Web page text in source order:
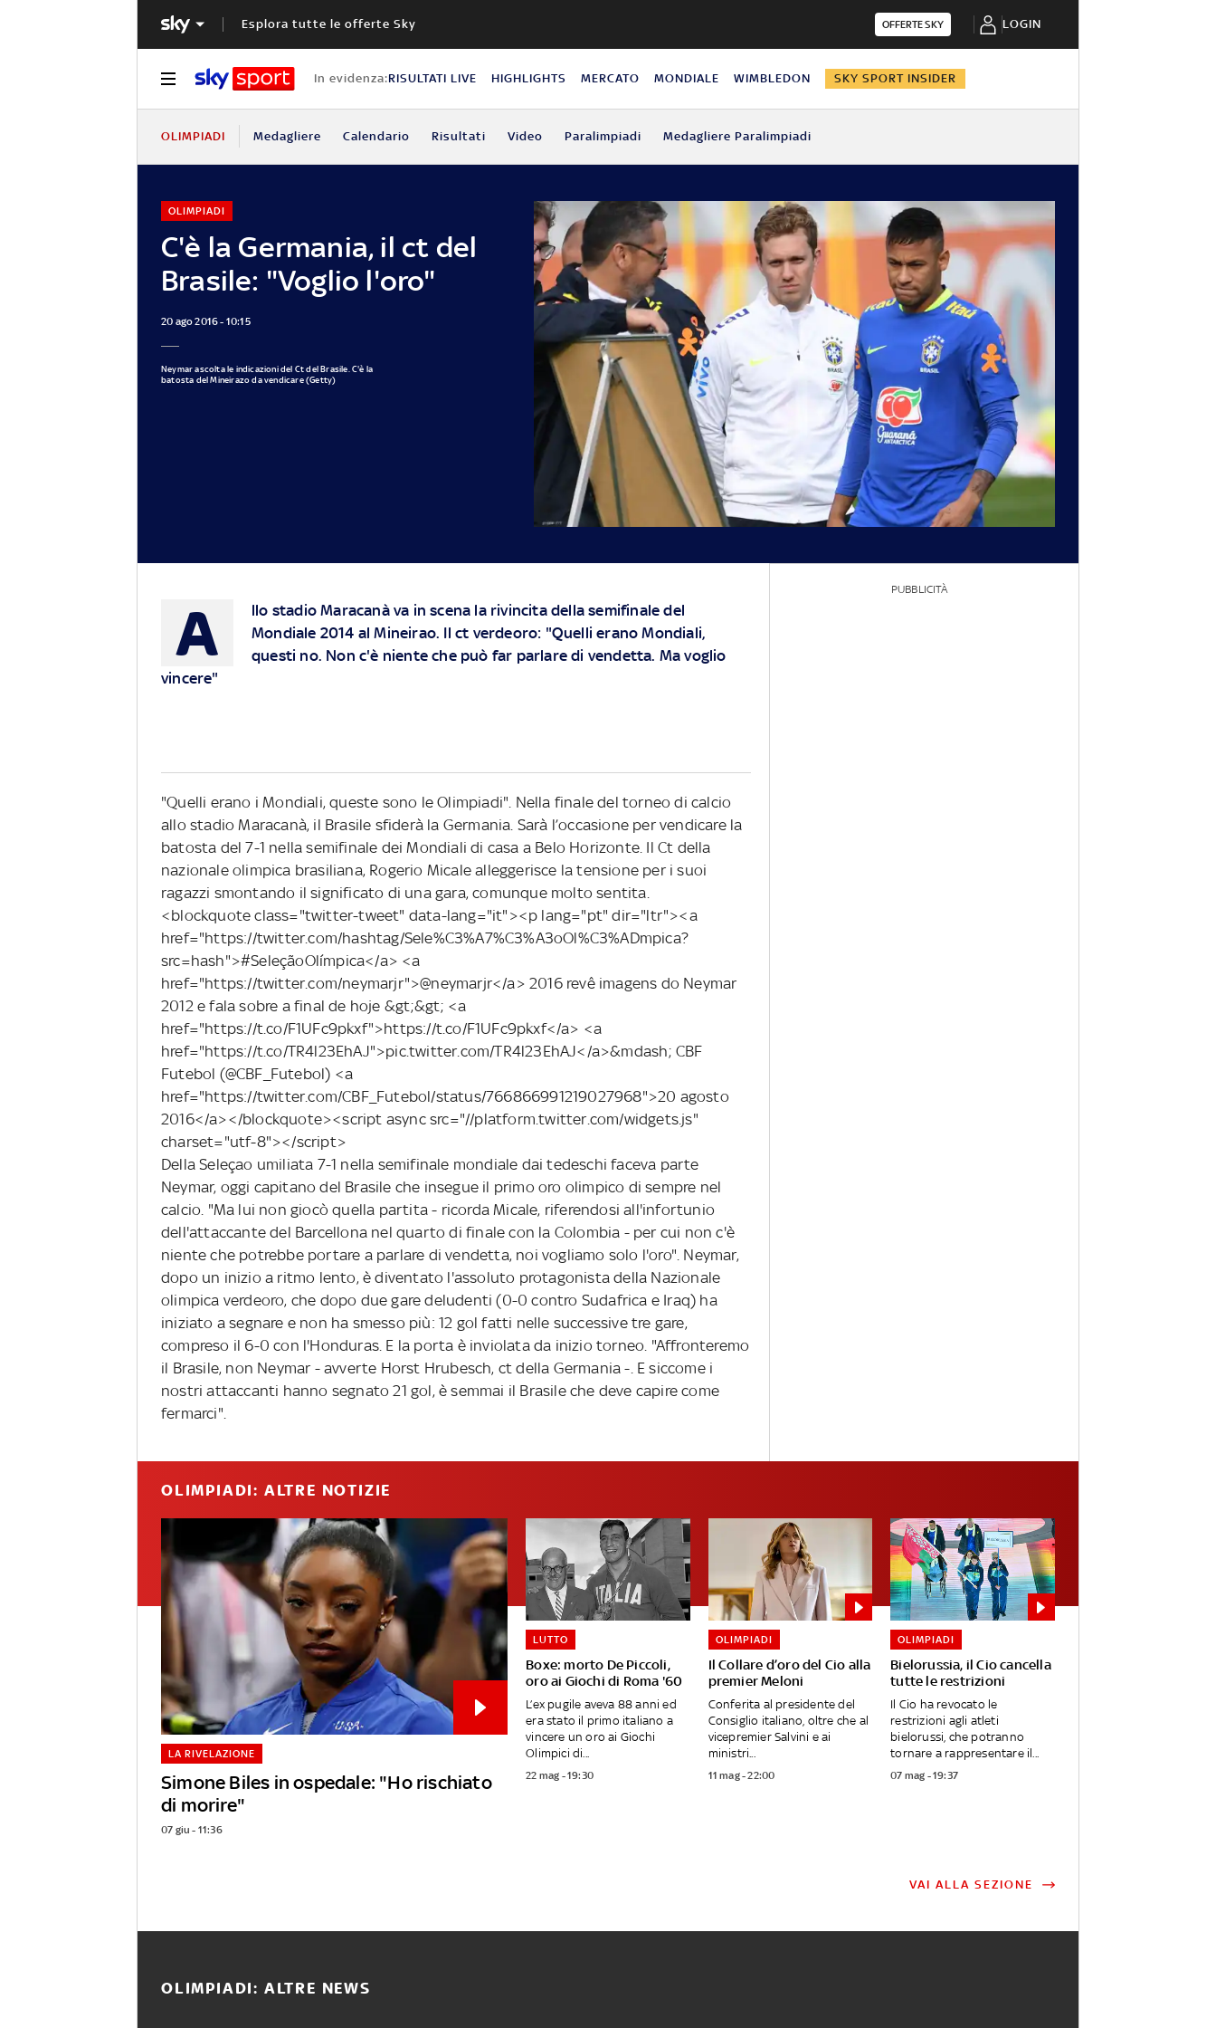
Esplora tutte le offerte Sky OFFERTE SKY LOGIN
In evidenza:RISULTATI LIVE HIGHLIGHTS MERCATO MONDIALE WIMBLEDON SKY SPORT INSIDER
OLIMPIADI Medagliere Calendario Risultati Video Paralimpiadi Medagliere Paralimpiadi
C'è la Germania, il ct del
Brasile: "Voglio l'oro"
OLIMPIADI
20 ago 2016 - 10:15
Neymar ascolta le indicazioni del Ct del Brasile. C'è la
batosta del Mineirazo da vendicare (Getty)
A
llo stadio Maracanà va in scena la rivincita della semifinale del
Mondiale 2014 al Mineirao. Il ct verdeoro: "Quelli erano Mondiali,
questi no. Non c'è niente che può far parlare di vendetta. Ma voglio
vincere"
"Quelli erano i Mondiali, queste sono le Olimpiadi". Nella finale del torneo di calcio
allo stadio Maracanà, il Brasile sfiderà la Germania. Sarà l’occasione per vendicare la
batosta del 7-1 nella semifinale dei Mondiali di casa a Belo Horizonte. Il Ct della
nazionale olimpica brasiliana, Rogerio Micale alleggerisce la tensione per i suoi
ragazzi smontando il significato di una gara, comunque molto sentita.
<blockquote class="twitter-tweet" data-lang="it"><p lang="pt" dir="ltr"><a
href="https://twitter.com/hashtag/Sele%C3%A7%C3%A3oOl%C3%ADmpica?
src=hash">#SeleçãoOlímpica</a> <a
href="https://twitter.com/neymarjr">@neymarjr</a> 2016 revê imagens do Neymar
2012 e fala sobre a final de hoje &gt;&gt; <a
href="https://t.co/F1UFc9pkxf">https://t.co/F1UFc9pkxf</a> <a
href="https://t.co/TR4l23EhAJ">pic.twitter.com/TR4l23EhAJ</a>&mdash; CBF
Futebol (@CBF_Futebol) <a
href="https://twitter.com/CBF_Futebol/status/766866991219027968">20 agosto
2016</a></blockquote><script async src="//platform.twitter.com/widgets.js"
charset="utf-8"></script>
Della Seleçao umiliata 7-1 nella semifinale mondiale dai tedeschi faceva parte
Neymar, oggi capitano del Brasile che insegue il primo oro olimpico di sempre nel
calcio. "Ma lui non giocò quella partita - ricorda Micale, riferendosi all'infortunio
dell'attaccante del Barcellona nel quarto di finale con la Colombia - per cui non c'è
niente che potrebbe portare a parlare di vendetta, noi vogliamo solo l'oro". Neymar,
dopo un inizio a ritmo lento, è diventato l'assoluto protagonista della Nazionale
olimpica verdeoro, che dopo due gare deludenti (0-0 contro Sudafrica e Iraq) ha
iniziato a segnare e non ha smesso più: 12 gol fatti nelle successive tre gare,
compreso il 6-0 con l'Honduras. E la porta è inviolata da inizio torneo. "Affronteremo
il Brasile, non Neymar - avverte Horst Hrubesch, ct della Germania -. E siccome i
nostri attaccanti hanno segnato 21 gol, è semmai il Brasile che deve capire come
fermarci".
PUBBLICITÀ
OLIMPIADI: ALTRE NOTIZIE
Simone Biles in ospedale: "Ho rischiato
di morire"
LA RIVELAZIONE
07 giu - 11:36
Boxe: morto De Piccoli,
oro ai Giochi di Roma '60
LUTTO
L’ex pugile aveva 88 anni ed
era stato il primo italiano a
vincere un oro ai Giochi
Olimpici di...
22 mag - 19:30
Il Collare d’oro del Cio alla
premier Meloni
OLIMPIADI
Conferita al presidente del
Consiglio italiano, oltre che al
vicepremier Salvini e ai
ministri...
11 mag - 22:00
Bielorussia, il Cio cancella
tutte le restrizioni
OLIMPIADI
Il Cio ha revocato le
restrizioni agli atleti
bielorussi, che potranno
tornare a rappresentare il...
07 mag - 19:37
VAI ALLA SEZIONE
OLIMPIADI: ALTRE NEWS